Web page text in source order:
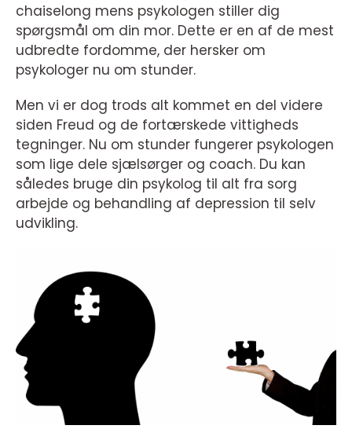
chaiselong mens psykologen stiller dig
spørgsmål om din mor. Dette er en af de mest
udbredte fordomme, der hersker om
psykologer nu om stunder.
Men vi er dog trods alt kommet en del videre
siden Freud og de fortærskede vittigheds
tegninger. Nu om stunder fungerer psykologen
som lige dele sjælsørger og coach. Du kan
således bruge din psykolog til alt fra sorg
arbejde og behandling af depression til selv
udvikling.